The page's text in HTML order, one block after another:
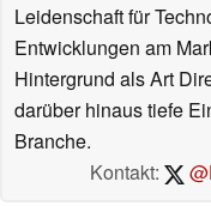
Leidenschaft für
Entwicklungen am
Hintergrund als Art
darüber hinaus tiefe
Branche.
Kontakt: